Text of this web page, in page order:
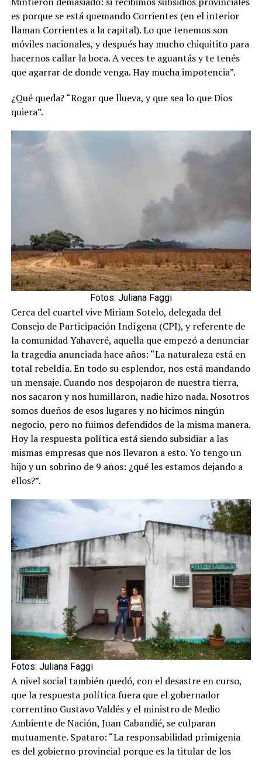
es porque se está quemando Corrientes (en el interior
llaman Corrientes a la capital). Lo que tenemos son
móviles nacionales, y después hay mucho chiquitito para
hacernos callar la boca. A veces te aguantás y te tenés
que agarrar de donde venga. Hay mucha impotencia”.
¿Qué queda? “Rogar que llueva, y que sea lo que Dios
quiera”.
Fotos: Juliana Faggi
Cerca del cuartel vive Miriam Sotelo, delegada del
Consejo de Participación Indígena (CPI), y referente de
la comunidad Yahaveré, aquella que empezó a denunciar
la tragedia anunciada hace años: “La naturaleza está en
total rebeldía. En todo su esplendor, nos está mandando
un mensaje. Cuando nos despojaron de nuestra tierra,
nos sacaron y nos humillaron, nadie hizo nada. Nosotros
somos dueños de esos lugares y no hicimos ningún
negocio, pero no fuimos defendidos de la misma manera.
Hoy la respuesta política está siendo subsidiar a las
mismas empresas que nos llevaron a esto. Yo tengo un
hijo y un sobrino de 9 años: ¿qué les estamos dejando a
ellos?”.
Fotos: Juliana Faggi
A nivel social también quedó, con el desastre en curso,
que la respuesta política fuera que el gobernador
correntino Gustavo Valdés y el ministro de Medio
Ambiente de Nación, Juan Cabandié, se culparan
mutuamente. Spataro: “La responsabilidad primigenia
es del gobierno provincial porque es la titular de los